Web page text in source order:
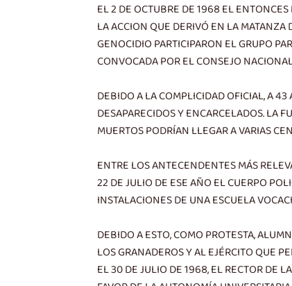
EL 2 DE OCTUBRE DE 1968 EL
LA ACCION QUE DERIVÓ EN LA MATANZA
GENOCIDIO PARTICIPARON EL GRUPO
CONVOCADA POR EL CONSEJO
DEBIDO A LA COMPLICIDAD OFICIAL, A 43
DESAPARECIDOS Y ENCARCELADOS. LA
MUERTOS PODRÍAN LLEGAR A VARIAS
ENTRE LOS ANTECENDENTES MÁS
22 DE JULIO DE ESE AÑO EL CUERPO
INSTALACIONES DE UNA ESCUELA
DEBIDO A ESTO, COMO PROTESTA,
LOS GRANADEROS Y AL EJÉRCITO QUE
EL 30 DE JULIO DE 1968, EL RECTOR DE